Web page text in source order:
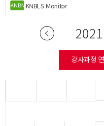
KNBMKNBLS Monitor
강사과정